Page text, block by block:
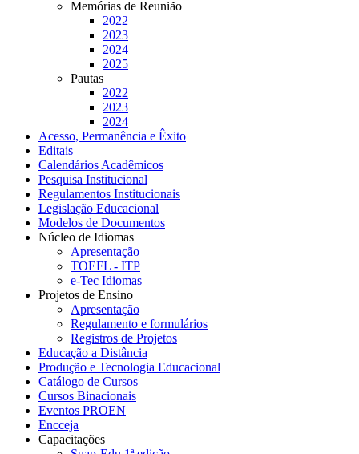
Memórias de Reunião
2022
2023
2024
2025
Pautas
2022
2023
2024
Acesso, Permanência e Êxito
Editais
Calendários Acadêmicos
Pesquisa Institucional
Regulamentos Institucionais
Legislação Educacional
Modelos de Documentos
Núcleo de Idiomas
Apresentação
TOEFL - ITP
e-Tec Idiomas
Projetos de Ensino
Apresentação
Regulamento e formulários
Registros de Projetos
Educação a Distância
Produção e Tecnologia Educacional
Catálogo de Cursos
Cursos Binacionais
Eventos PROEN
Encceja
Capacitações